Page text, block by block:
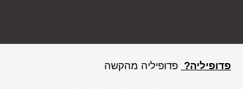
פדופיליה? פדופיליה מהקשה